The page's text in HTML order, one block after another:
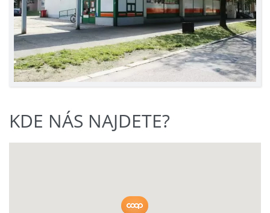
KDE NÁS NAJDETE?